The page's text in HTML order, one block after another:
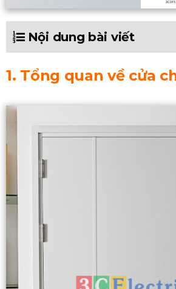
Nội dung bài viết
1. Tổng quan về cửa